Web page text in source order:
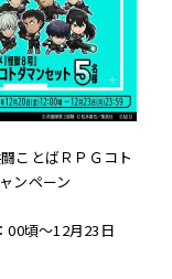
ことばＲＰＧコト
ンペーン
00頃～12月23日